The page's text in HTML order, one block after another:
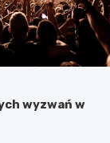
wyzwań w